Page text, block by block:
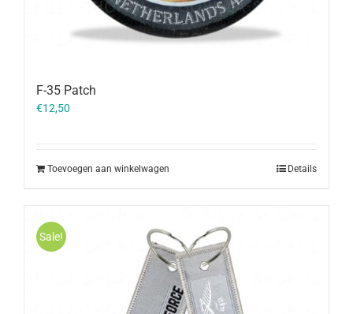
F-35 Patch
€12,50
Toevoegen aan winkelwagen Details
Sale!